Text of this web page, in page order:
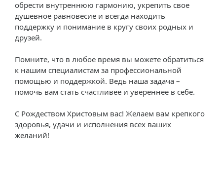
обрести внутреннюю гармонию, укрепить свое
душевное равновесие и всегда находить
поддержку и понимание в кругу своих родных и
друзей.
Помните, что в любое время вы можете обратиться
к нашим специалистам за профессиональной
помощью и поддержкой. Ведь наша задача –
помочь вам стать счастливее и увереннее в себе.
С Рождеством Христовым вас! Желаем вам крепкого
здоровья, удачи и исполнения всех ваших
желаний!